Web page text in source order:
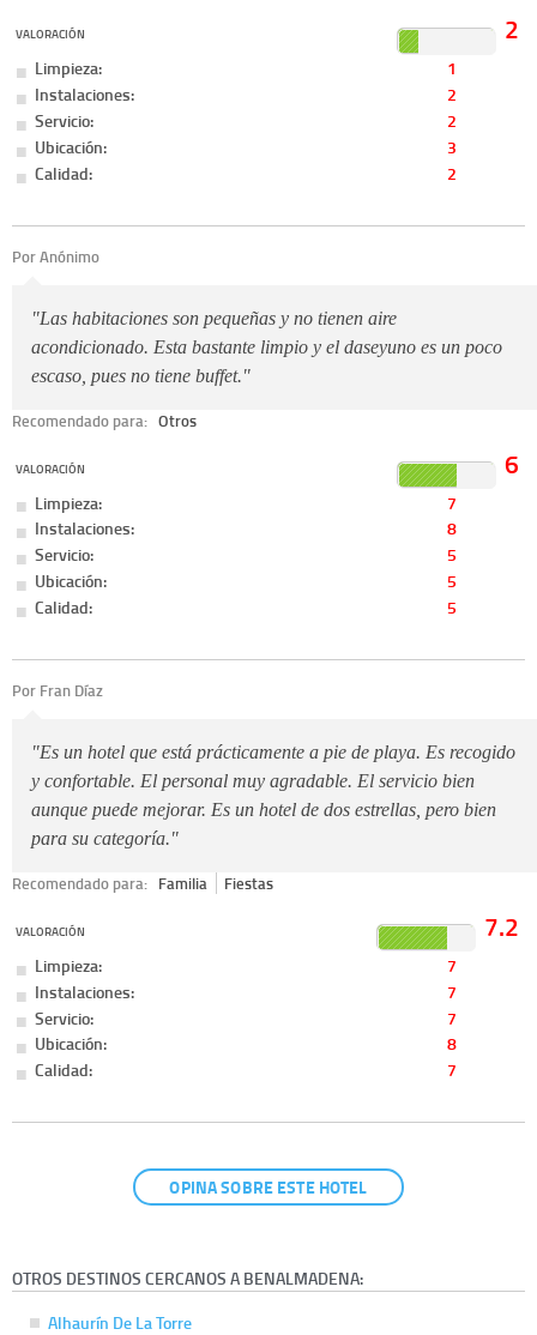
VALORACIÓN 2
Limpieza:
1
Instalaciones:
2
Servicio:
2
Ubicación:
3
Calidad:
2
Por Anónimo
"Las habitaciones son pequeñas y no tienen aire
acondicionado. Esta bastante limpio y el daseyuno es un poco
escaso, pues no tiene buffet."
Recomendado para: Otros
VALORACIÓN 6
Limpieza:
7
Instalaciones:
8
Servicio:
5
Ubicación:
5
Calidad:
5
Por Fran Díaz
"Es un hotel que está prácticamente a pie de playa. Es recogido
y confortable. El personal muy agradable. El servicio bien
aunque puede mejorar. Es un hotel de dos estrellas, pero bien
para su categoría."
Recomendado para: Familia Fiestas
VALORACIÓN 7.2
Limpieza:
7
Instalaciones:
7
Servicio:
7
Ubicación:
8
Calidad:
7
OPINA SOBRE ESTE HOTEL
OTROS DESTINOS CERCANOS A BENALMADENA:
Alhaurín De La Torre